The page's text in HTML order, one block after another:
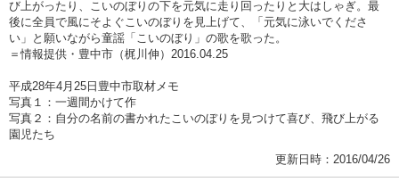
び上がったり、こいのぼりの下を元気に走り回ったりと大はしゃぎ。最
後に全員で風にそよぐこいのぼりを見上げて、「元気に泳いでくださ
い」と願いながら童謡「こいのぼり」の歌を歌った。
＝情報提供・豊中市（梶川伸）2016.04.25
平成28年4月25日豊中市取材メモ
写真１：一週間かけて作
写真２：自分の名前の書かれたこいのぼりを見つけて喜び、飛び上がる
園児たち
更新日時：2016/04/26